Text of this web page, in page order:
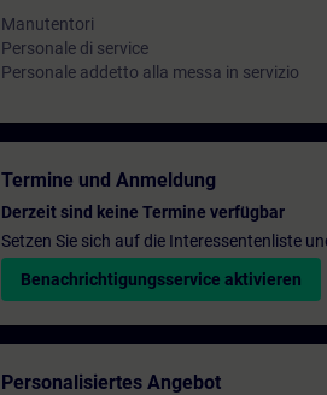
Manutentori
Personale di service
Personale addetto alla messa in servizio
Termine und Anmeldung
Derzeit sind keine Termine verfügbar
Setzen Sie sich auf die Interessentenliste
Benachrichtigungsservice aktivieren
Personalisiertes Angebot